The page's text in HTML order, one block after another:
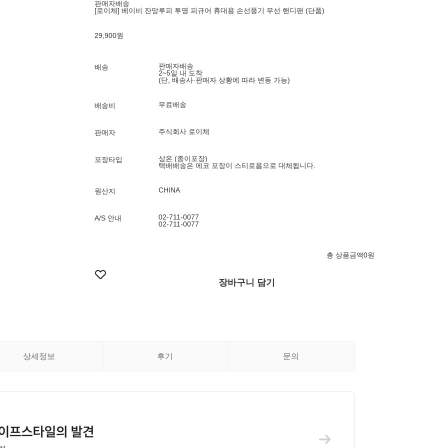
판매자배송
[로이체] 베이비 잔망루피 투명 피규어 휴대용 손선풍기 무선 핸디팬 (단품)
29,900원
배송
판매자배송
2~5일 내 도착
(단, 배송사·판매자 상황에 따라 변동 가능)
배송비 무료배송
판매자 주식회사 로이체
포장타입
상온 (종이포장)
택배배송은 에코 포장이 스티로폼으로 대체됩니다.
원산지 CHINA
A/S 안내
02-711-0077
02-711-0077
총 상품금액0원
장바구니 담기
상세정보 후기 문의